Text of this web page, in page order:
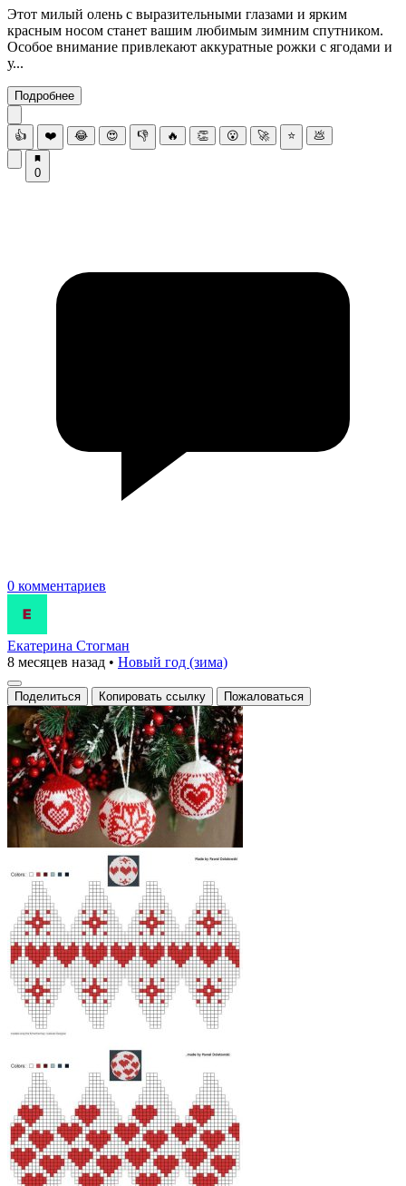
Этот милый олень с выразительными глазами и ярким
красным носом станет вашим любимым зимним спутником.
Особое внимание привлекают аккуратные рожки с ягодами и
у...
Подробнее
👍 ❤️ 😂 😍 👎 🔥 👏 😮 🚀 ⭐ 💩
0
0 комментариев
Екатерина Стогман
8 месяцев назад • Новый год (зима)
Поделиться Копировать ссылку Пожаловаться